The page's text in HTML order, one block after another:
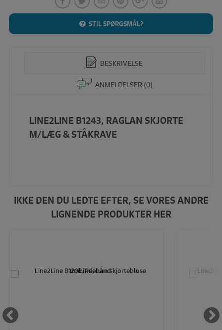
STIL SPØRGSMÅL?
BESKRIVELSE
ANMELDELSER (0)
LINE2LINE B1243, RAGLAN SKJORTE
M/LÆG & STÅKRAVE
IKKE DEN DU LEDTE EFTER, SE VORES ANDRE
LIGNENDE PRODUKTER HER